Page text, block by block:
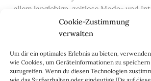
Cookie-Zustimmung
verwalten
Um dir ein optimales Erlebnis zu bieten,
wie Cookies, um Geräteinformationen zu
zuzugreifen. Wenn du diesen Technologien
allem langlebige, zeitlose Mode- und
vor, die hochwertig verarbeitet und
Bedingungen hergestellt wurden –
Handwerksberufe und kleine feine
hier auf dem Blog eine
alle Dinge, die das Leben ein bisschen